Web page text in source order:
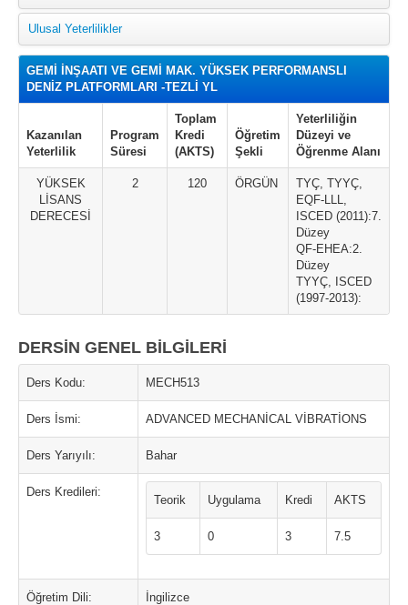
Ulusal Yeterlilikler
GEMİ İNŞAATI VE GEMİ MAK. YÜKSEK PERFORMANSLI
DENİZ PLATFORMLARI -TEZLİ YL
Kazanılan
Yeterlilik
Program
Süresi
Toplam
Kredi
(AKTS)
Öğretim
Şekli
Yeterliliğin
Düzeyi ve
Öğrenme Alanı
YÜKSEK
LİSANS
DERECESİ
2 120 ÖRGÜN
TYÇ, TYYÇ,
EQF-LLL,
ISCED (2011):7.
Düzey
QF-EHEA:2.
Düzey
TYYÇ, ISCED
(1997-2013):
DERSİN GENEL BİLGİLERİ
Ders Kodu: MECH513
Ders İsmi: ADVANCED MECHANİCAL VİBRATİONS
Ders Yarıyılı: Bahar
Ders Kredileri:
Teorik Uygulama Kredi AKTS
3 0 3 7.5
Öğretim Dili: İngilizce